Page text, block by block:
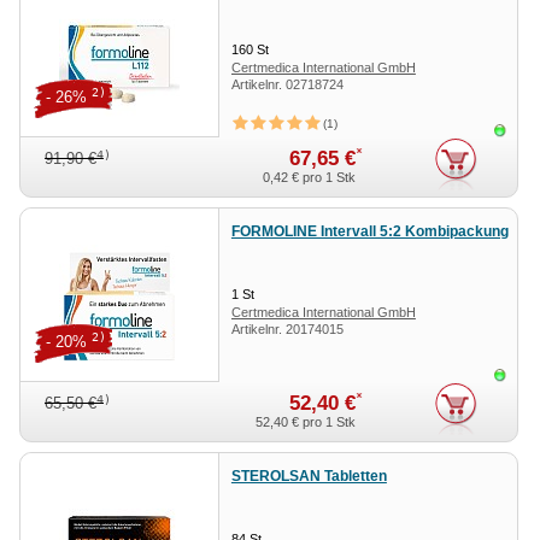
160 St
Certmedica International GmbH
Artikelnr. 02718724
1
91,90 €4) 67,65 €*
- 26%2)
0,42 €pro 1 Stk
FORMOLINE Intervall 5:2 Kombipackung
1 St
Certmedica International GmbH
Artikelnr. 20174015
65,50 €4) 52,40 €*
- 20%2)
52,40 €pro 1 Stk
STEROLSAN Tabletten